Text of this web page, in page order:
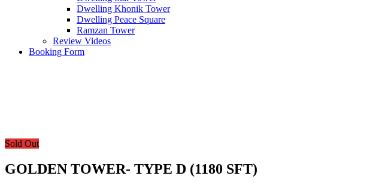
Dwelling Khonik Tower
Dwelling Peace Square
Ramzan Tower
Review Videos
Booking Form
Sold Out
GOLDEN TOWER- TYPE D (1180 SFT)